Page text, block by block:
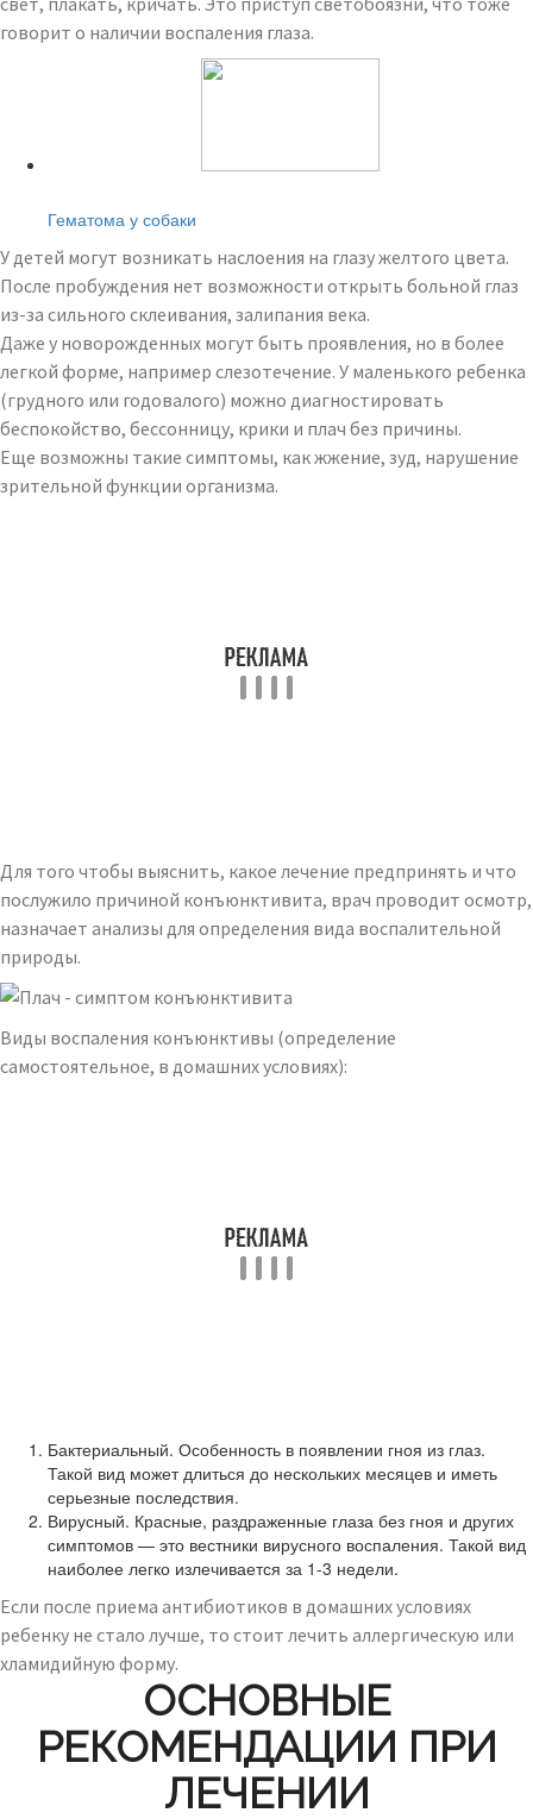
говорит о наличии воспаления глаза.
Гематома у собаки
У детей могут возникать наслоения на глазу желтого цвета.
После пробуждения нет возможности открыть больной глаз
из-за сильного склеивания, залипания века.
Даже у новорожденных могут быть проявления, но в более
легкой форме, например слезотечение. У маленького ребенка
(грудного или годовалого) можно диагностировать
беспокойство, бессонницу, крики и плач без причины.
Еще возможны такие симптомы, как жжение, зуд, нарушение
зрительной функции организма.
Для того чтобы выяснить, какое лечение предпринять и что
послужило причиной конъюнктивита, врач проводит осмотр,
назначает анализы для определения вида воспалительной
природы.
Виды воспаления конъюнктивы (определение
самостоятельное, в домашних условиях):
Бактериальный. Особенность в появлении гноя из глаз.
Такой вид может длиться до нескольких месяцев и иметь
серьезные последствия.
Вирусный. Красные, раздраженные глаза без гноя и других
симптомов — это вестники вирусного воспаления. Такой вид
наиболее легко излечивается за 1-3 недели.
Если после приема антибиотиков в домашних условиях
ребенку не стало лучше, то стоит лечить аллергическую или
хламидийную форму.
ОСНОВНЫЕ
РЕКОМЕНДАЦИИ ПРИ
ЛЕЧЕНИИ